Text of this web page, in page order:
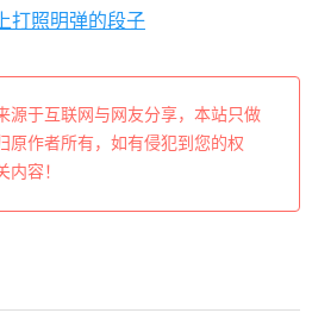
打照明弹的段子
源于互联网与网友分享，本站只做
原作者所有，如有侵犯到您的权
内容！